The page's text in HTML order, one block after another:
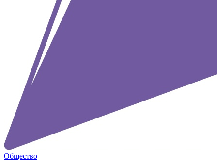
Общество